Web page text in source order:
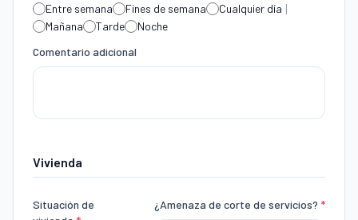
Entre semana
Fines de semana Cualquier día |
Mañana Tarde
Noche
Comentario adicional
Vivienda
Situación de
¿Amenaza de corte de servicios? *